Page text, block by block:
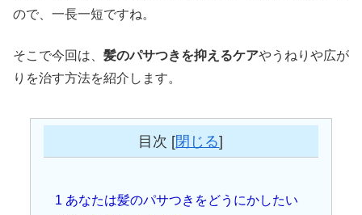
ので、一長一短ですね。
そこで今回は、 髪のパサつきを抑えるケアやうねりや広が
りを治す方法を紹介します。
目次 [閉じる]
1 あなたは髪のパサつきをどうにかしたい